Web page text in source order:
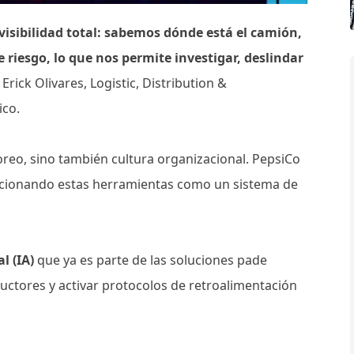
total: sabemos dónde está el camión,
lo que nos permite investigar, deslindar
Erick Olivares, Logistic, Distribution &
sino también cultura organizacional. PepsiCo
estas herramientas como un sistema de
(IA) que ya es parte de las soluciones pade
y activar protocolos de retroalimentación